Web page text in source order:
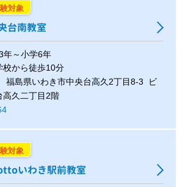
対象
台南教室
年～小学6年
校から徒歩10分
島県いわき市中央台高久2丁目8-3 ビ
高久二丁目2階
対象
いわき駅前教室